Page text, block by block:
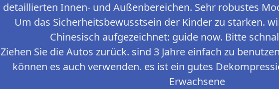
detaillierten Innen- und Außenbereichen. Sehr robustes
Um das Sicherheitsbewusstsein der Kinder zu stärken.
Chinesisch aufgezeichnet: guide now. Bitte
Ziehen Sie die Autos zurück. sind 3 Jahre einfach zu
können es auch verwenden. es ist ein gutes
Erwachsene